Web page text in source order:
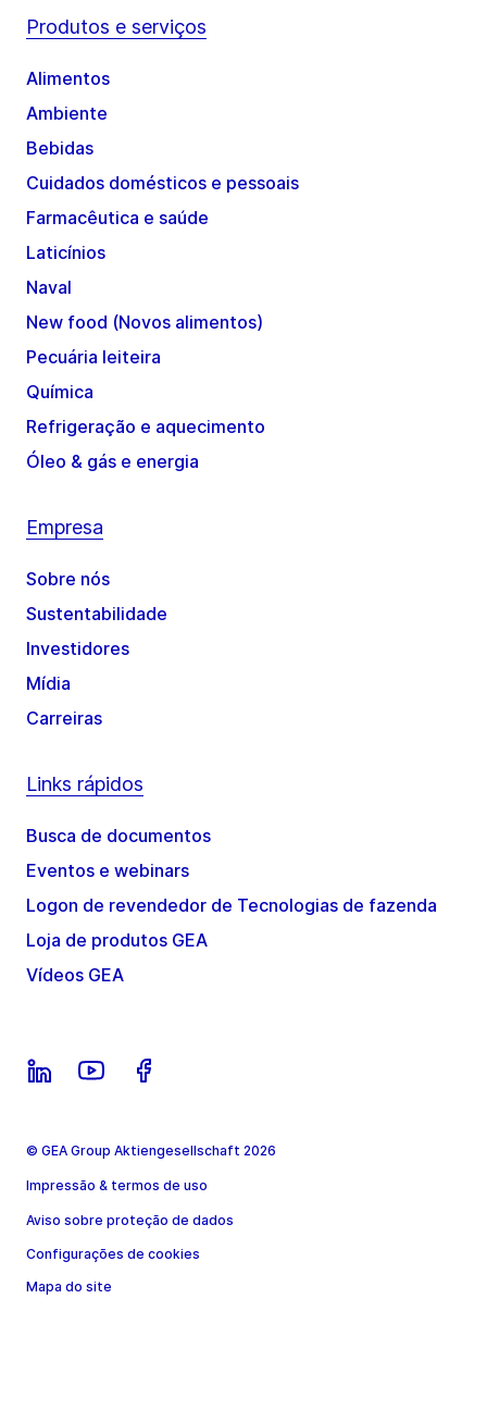
Produtos e serviços
Alimentos
Ambiente
Bebidas
Cuidados domésticos e pessoais
Farmacêutica e saúde
Laticínios
Naval
New food (Novos alimentos)
Pecuária leiteira
Química
Refrigeração e aquecimento
Óleo & gás e energia
Empresa
Sobre nós
Sustentabilidade
Investidores
Mídia
Carreiras
Links rápidos
Busca de documentos
Eventos e webinars
Logon de revendedor de Tecnologias de fazenda
Loja de produtos GEA
Vídeos GEA
© GEA Group Aktiengesellschaft 2026
Impressão & termos de uso
Aviso sobre proteção de dados
Configurações de cookies
Mapa do site